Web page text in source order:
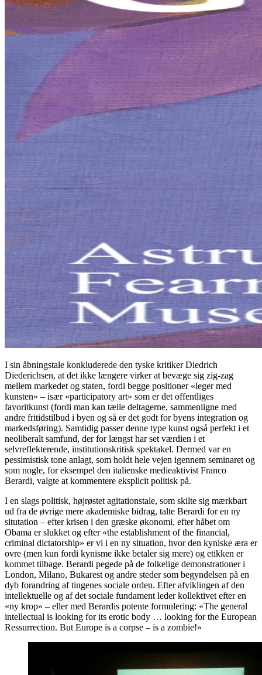
I sin åbningstale konkluderede den tyske kritiker Diedrich
Diederichsen, at det ikke længere virker at bevæge sig zig-zag
mellem markedet og staten, fordi begge positioner «leger med
kunsten» – især «participatory art» som er det offentliges
favoritkunst (fordi man kan tælle deltagerne, sammenligne med
andre fritidstilbud i byen og så er det godt for byens integration og
markedsføring). Samtidig passer denne type kunst også perfekt i et
neoliberalt samfund, der for længst har set værdien i et
selvreflekterende, institutionskritisk spektakel. Dermed var en
pessimistisk tone anlagt, som holdt hele vejen igennem seminaret og
som nogle, for eksempel den italienske medieaktivist Franco
Berardi, valgte at kommentere eksplicit politisk på.
I en slags politisk, højrøstet agitationstale, som skilte sig mærkbart
ud fra de øvrige mere akademiske bidrag, talte Berardi for en ny
situtation – efter krisen i den græske økonomi, efter håbet om
Obama er slukket og efter «the establishment of the financial,
criminal dictatorship» er vi i en ny situation, hvor den kyniske æra er
ovre (men kun fordi kynisme ikke betaler sig mere) og etikken er
kommet tilbage. Berardi pegede på de folkelige demonstrationer i
London, Milano, Bukarest og andre steder som begyndelsen på en
dyb forandring af tingenes sociale orden. Efter afviklingen af den
intellektuelle og af det sociale fundament leder kollektivet efter en
«ny krop» – eller med Berardis potente formulering: «The general
intellectual is looking for its erotic body … looking for the European
Ressurrection. But Europe is a corpse – is a zombie!»